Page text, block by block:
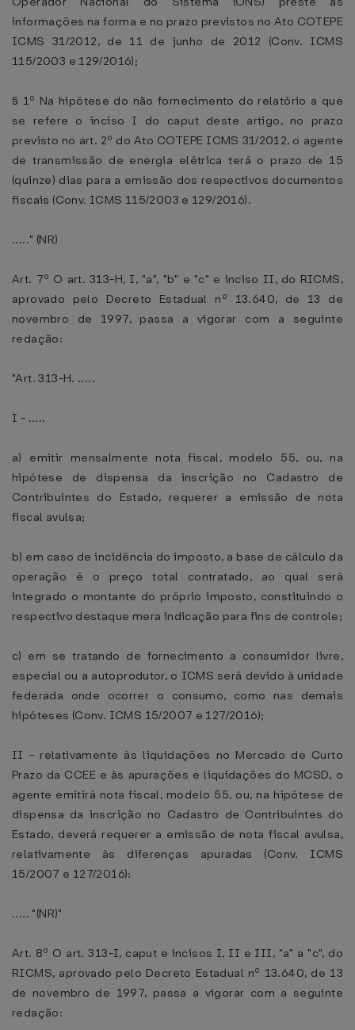
informações na forma e no prazo previstos no Ato COTEPE
ICMS 31/2012, de 11 de junho de 2012 (Conv. ICMS
115/2003 e 129/2016);
§ 1º Na hipótese do não fornecimento do relatório a que
se refere o inciso I do caput deste artigo, no prazo
previsto no art. 2º do Ato COTEPE ICMS 31/2012, o agente
de transmissão de energia elétrica terá o prazo de 15
(quinze) dias para a emissão dos respectivos documentos
fiscais (Conv. ICMS 115/2003 e 129/2016).
....." (NR)
Art. 7º O art. 313-H, I, "a", "b" e "c" e inciso II, do RICMS,
aprovado pelo Decreto Estadual nº 13.640, de 13 de
novembro de 1997, passa a vigorar com a seguinte
redação:
"Art. 313-H. .....
I - .....
a) emitir mensalmente nota fiscal, modelo 55, ou, na
hipótese de dispensa da inscrição no Cadastro de
Contribuintes do Estado, requerer a emissão de nota
fiscal avulsa;
b) em caso de incidência do imposto, a base de cálculo da
operação é o preço total contratado, ao qual será
integrado o montante do próprio imposto, constituindo o
respectivo destaque mera indicação para fins de controle;
c) em se tratando de fornecimento a consumidor livre,
especial ou a autoprodutor, o ICMS será devido à unidade
federada onde ocorrer o consumo, como nas demais
hipóteses (Conv. ICMS 15/2007 e 127/2016);
II - relativamente às liquidações no Mercado de Curto
Prazo da CCEE e às apurações e liquidações do MCSD, o
agente emitirá nota fiscal, modelo 55, ou, na hipótese de
dispensa da inscrição no Cadastro de Contribuintes do
Estado, deverá requerer a emissão de nota fiscal avulsa,
relativamente às diferenças apuradas (Conv. ICMS
15/2007 e 127/2016):
..... "(NR)"
Art. 8º O art. 313-I, caput e incisos I, II e III, "a" a "c", do
RICMS, aprovado pelo Decreto Estadual nº 13.640, de 13
de novembro de 1997, passa a vigorar com a seguinte
redação: